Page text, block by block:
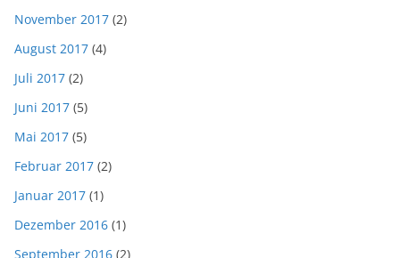
November 2017 (2)
August 2017 (4)
Juli 2017 (2)
Juni 2017 (5)
Mai 2017 (5)
Februar 2017 (2)
Januar 2017 (1)
Dezember 2016 (1)
September 2016 (2)